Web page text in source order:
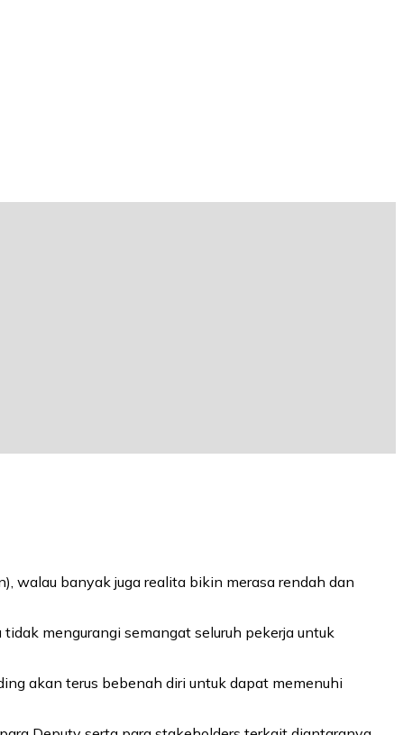
walau banyak juga realita bikin merasa rendah dan
mengurangi semangat seluruh pekerja untuk
akan terus bebenah diri untuk dapat memenuhi